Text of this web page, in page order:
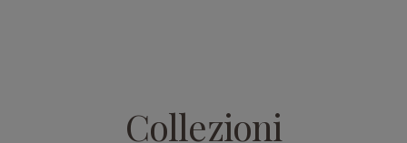
Collezioni